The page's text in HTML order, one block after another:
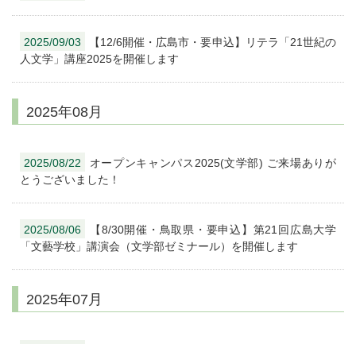
2025/09/03
【12/6開催・広島市・要申込】リテラ「21世紀の
人文学」講座2025を開催します
2025年08月
2025/08/22
オープンキャンパス2025(文学部) ご来場ありが
とうございました！
2025/08/06
【8/30開催・鳥取県・要申込】第21回広島大学
「文藝学校」講演会（文学部ゼミナール）を開催します
2025年07月